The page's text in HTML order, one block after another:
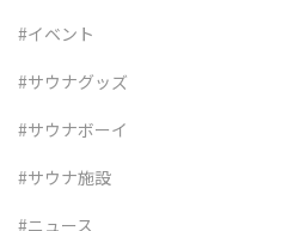
#イベント
#サウナグッズ
#サウナボーイ
#サウナ施設
#ニュース